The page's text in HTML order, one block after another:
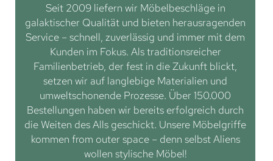
Seit 2009 liefern wir Möbelbeschläge in
galaktischer Qualität und bieten herausragenden
Service – schnell, zuverlässig und immer mit dem
Kunden im Fokus. Als traditionsreicher
Familienbetrieb, der fest in die Zukunft blickt,
setzen wir auf langlebige Materialien und
umweltschonende Prozesse. Über 150.000
Bestellungen haben wir bereits erfolgreich durch
die Weiten des Alls geschickt. Unsere Möbelgriffe
kommen from outer space – denn selbst Aliens
wollen stylische Möbel!